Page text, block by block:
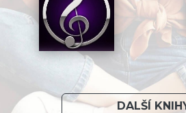
DALŠÍ